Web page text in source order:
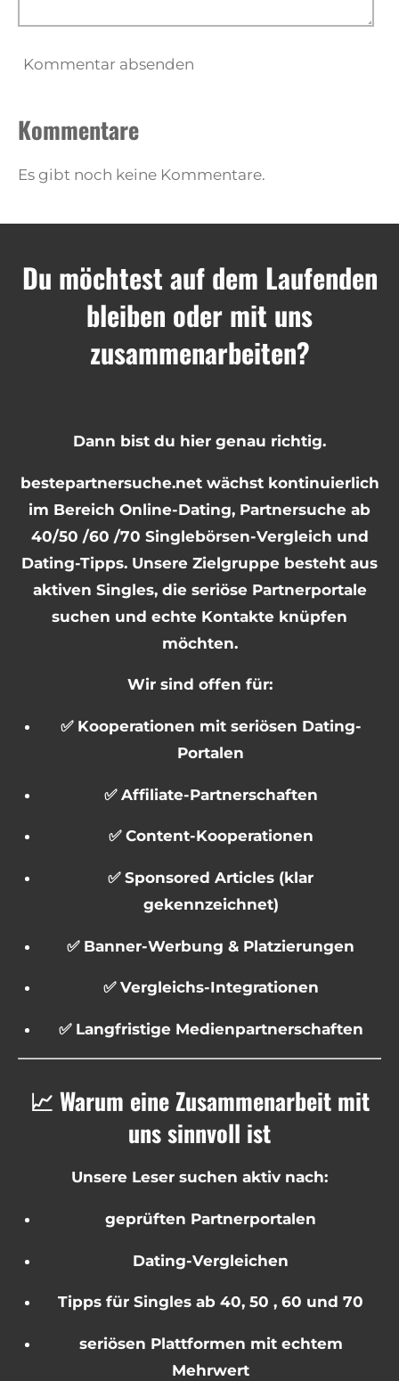
Kommentar absenden
Kommentare
Es gibt noch keine Kommentare.
Du möchtest auf dem Laufenden
bleiben oder mit uns
zusammenarbeiten?
Dann bist du hier genau richtig.
bestepartnersuche.net wächst kontinuierlich
im Bereich Online-Dating, Partnersuche ab
40/50 /60 /70 Singlebörsen-Vergleich und
Dating-Tipps. Unsere Zielgruppe besteht aus
aktiven Singles, die seriöse Partnerportale
suchen und echte Kontakte knüpfen
möchten.
Wir sind offen für:
✅ Kooperationen mit seriösen Dating-
Portalen
✅ Affiliate-Partnerschaften
✅ Content-Kooperationen
✅ Sponsored Articles (klar
gekennzeichnet)
✅ Banner-Werbung & Platzierungen
✅ Vergleichs-Integrationen
✅ Langfristige Medienpartnerschaften
📈 Warum eine Zusammenarbeit mit
uns sinnvoll ist
Unsere Leser suchen aktiv nach:
geprüften Partnerportalen
Dating-Vergleichen
Tipps für Singles ab 40, 50 , 60 und 70
seriösen Plattformen mit echtem
Mehrwert